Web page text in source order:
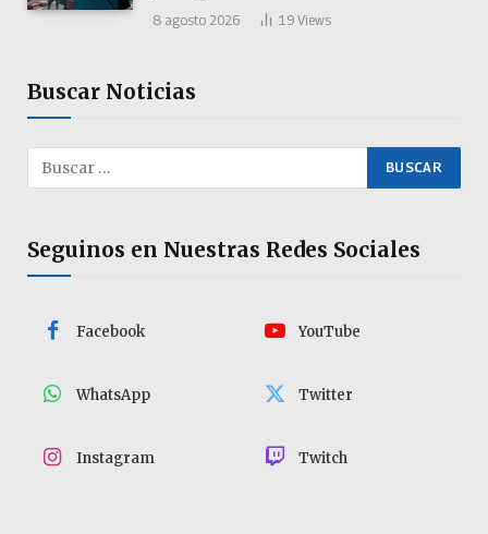
8 agosto 2026 19 Views
Buscar Noticias
Seguinos en Nuestras Redes Sociales
Facebook YouTube
WhatsApp Twitter
Instagram Twitch